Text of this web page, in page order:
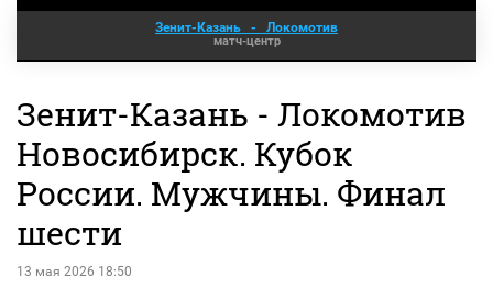
Зенит-Казань - Локомотив
матч-центр
Зенит-Казань - Локомотив
Новосибирск. Кубок
России. Мужчины. Финал
шести
13 мая 2026 18:50